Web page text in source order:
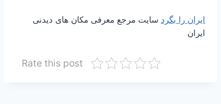
ایران را بگرد سایت مرجع معرفی مکان های دیدنی
ایران
Rate this post